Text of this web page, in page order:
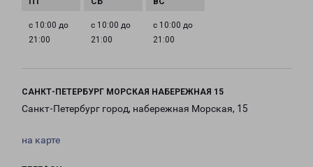
с 10:00 до
21:00
с 10:00 до
21:00
с 10:00 до
21:00
САНКТ-ПЕТЕРБУРГ МОРСКАЯ НАБЕРЕЖНАЯ 15
Санкт-Петербург город, набережная Морская, 15
на карте